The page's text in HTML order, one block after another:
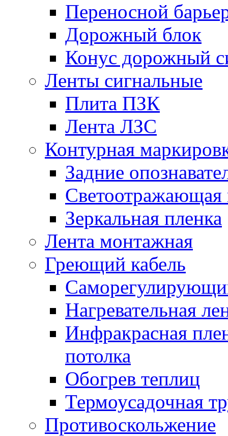
Переносной
Дорожный блок
Конус дорожный
Ленты сигнальные
Плита ПЗК
Лента ЛЗС
Контурная
Задние
Светоотражающая
Зеркальная пленка
Лента монтажная
Греющий кабель
Нагревательная
Инфракрасная
потолка
Обогрев теплиц
Термоусадочная
Противоскольжение